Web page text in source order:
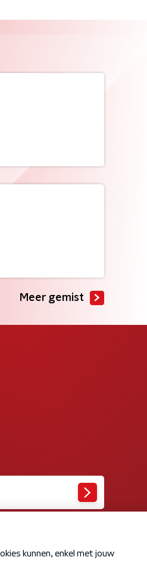
Meer gemist